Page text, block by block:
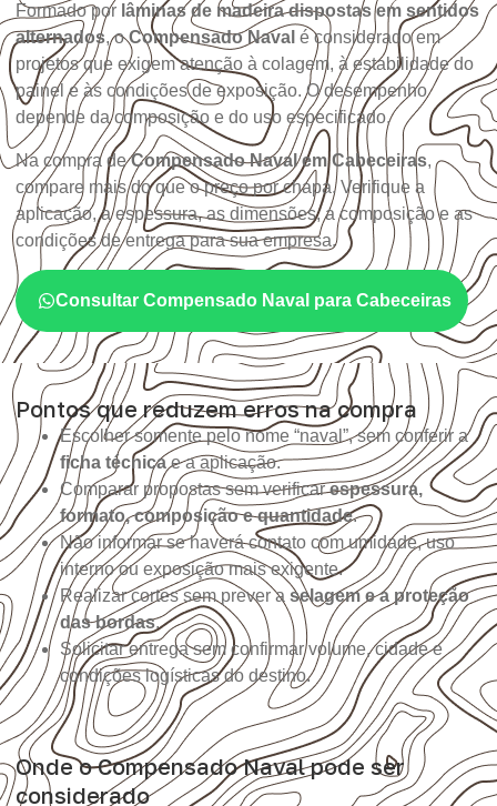
Formado por lâminas de madeira dispostas em sentidos
alternados, oCompensado Naval é considerado em
projetos que exigem atenção à colagem, à estabilidade do
painel e às condições de exposição. O desempenho
depende da composição e do uso especificado.
Na compra deCompensado Naval em Cabeceiras,
compare mais do que o preço por chapa. Verifique a
aplicação, a espessura, as dimensões, a composição e as
condições de entrega para sua empresa.
Consultar Compensado Naval para Cabeceiras
Pontos que reduzem erros na compra
Escolher somente pelo nome “naval”, sem conferir a
ficha técnicae a aplicação.
Comparar propostas sem verificarespessura,
formato, composição e quantidade.
Não informar se haverá contato com umidade, uso
interno ou exposição mais exigente.
Realizar cortes sem prever a selagem e a proteção
das bordas.
Solicitar entrega sem confirmar volume, cidade e
condições logísticas do destino.
Onde o Compensado Naval pode ser
considerado